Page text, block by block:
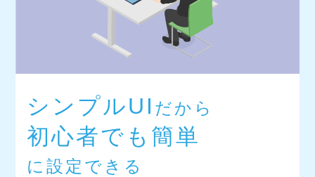
シンプルUI だから
初心者でも簡単
に設定できる